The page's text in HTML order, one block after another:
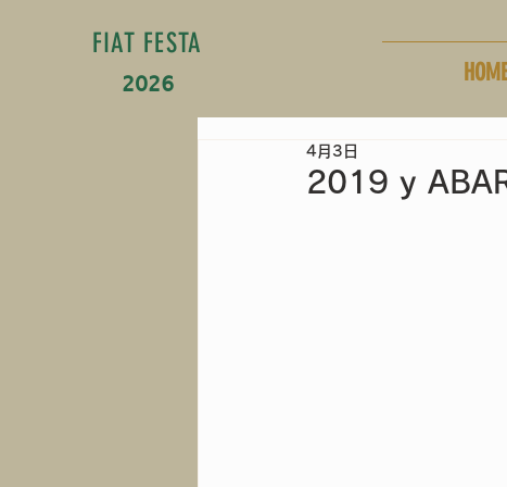
FIAT FESTA
2026
2019 y
4月3日